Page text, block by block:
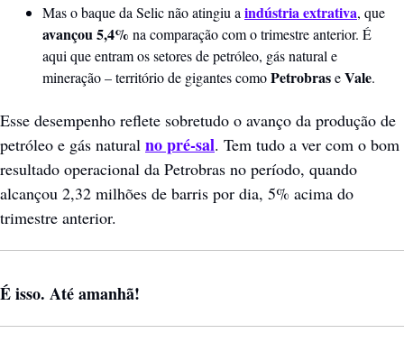
Mas o baque da Selic não atingiu a indústria extrativa
avançou 5,4% na comparação com o trimestre anterior. É
aqui que entram os setores de petróleo, gás natural e
mineração – território de gigantes como Petrobras e Vale.
Esse desempenho reflete sobretudo o avanço da produção de
petróleo e gás natural no pré-sal. Tem tudo a ver com o bom
resultado operacional da Petrobras no período, quando
alcançou 2,32 milhões de barris por dia, 5% acima do
trimestre anterior.
É isso. Até amanhã!